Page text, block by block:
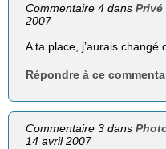
Commentaire 4 dans
2007
A ta place, j’aurais changé
Répondre à ce
Commentaire 3 dans
14 avril 2007